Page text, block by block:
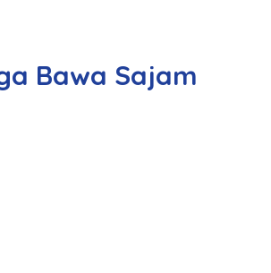
Bawa Sajam